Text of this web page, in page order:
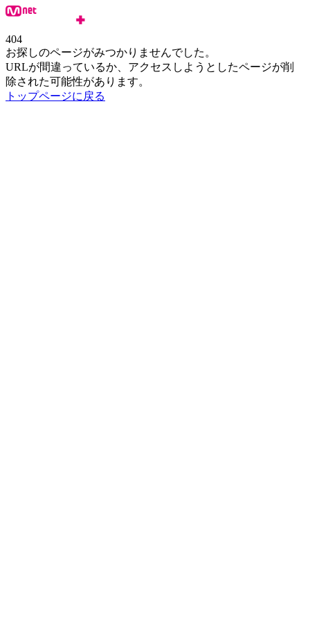
404
お探しのページがみつかりませんでした。
URLが間違っているか、アクセスしようとしたページが削
除された可能性があります。
トップページに戻る